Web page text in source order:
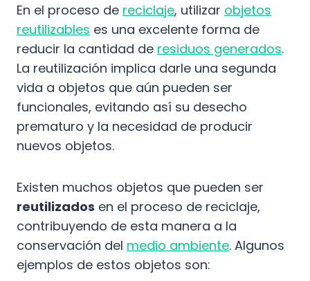
En el proceso de reciclaje, utilizar objetos
reutilizables es una excelente forma de
reducir la cantidad de residuos generados.
La reutilización implica darle una segunda
vida a objetos que aún pueden ser
funcionales, evitando así su desecho
prematuro y la necesidad de producir
nuevos objetos.
Existen muchos objetos que pueden ser
reutilizados en el proceso de reciclaje,
contribuyendo de esta manera a la
conservación del medio ambiente. Algunos
ejemplos de estos objetos son: